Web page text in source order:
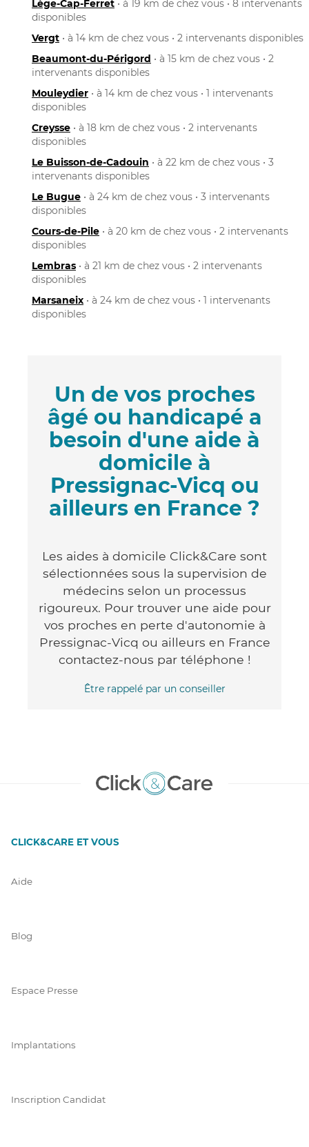
Lège-Cap-Ferret • à 19 km de chez vous • 8 intervenants
disponibles
Vergt • à 14 km de chez vous • 2 intervenants disponibles
Beaumont-du-Périgord • à 15 km de chez vous • 2
intervenants disponibles
Mouleydier • à 14 km de chez vous • 1 intervenants
disponibles
Creysse • à 18 km de chez vous • 2 intervenants
disponibles
Le Buisson-de-Cadouin • à 22 km de chez vous • 3
intervenants disponibles
Le Bugue • à 24 km de chez vous • 3 intervenants
disponibles
Cours-de-Pile • à 20 km de chez vous • 2 intervenants
disponibles
Lembras • à 21 km de chez vous • 2 intervenants
disponibles
Marsaneix • à 24 km de chez vous • 1 intervenants
disponibles
Un de vos proches
âgé ou handicapé a
besoin d'une aide à
domicile à
Pressignac-Vicq ou
ailleurs en France ?
Les aides à domicile Click&Care sont
sélectionnées sous la supervision de
médecins selon un processus
rigoureux. Pour trouver une aide pour
vos proches en perte d'autonomie à
Pressignac-Vicq ou ailleurs en France
contactez-nous par téléphone !
Être rappelé par un conseiller
CLICK&CARE ET VOUS
Aide
Blog
Espace Presse
Implantations
Inscription Candidat